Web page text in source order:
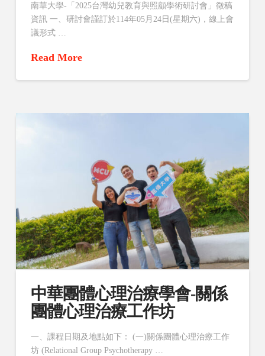
南華大學-「2025台灣幼兒教育與照顧學術研討會」徵稿
資訊 一、研討會謹訂於114年05月24日(星期六)，線上會
議形式 …
Read More
中華團體心理治療學會-關係
團體心理治療工作坊
一、課程日期及地點如下： (一)關係團體心理治療工作
坊 (Relational Group Psychotherapy …